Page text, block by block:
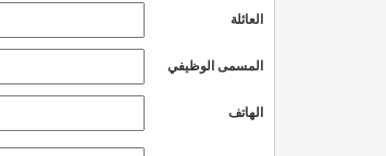
العائلة
المسمى الوظيفي
الهاتف